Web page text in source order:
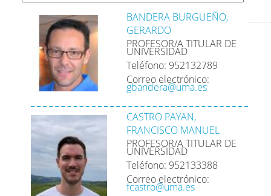
BANDERA BURGUEÑO,
GERARDO
PROFESOR/A TITULAR DE
UNIVERSIDAD
Teléfono: 952132789
Correo electrónico:
gbandera@uma.es
CASTRO PAYAN,
FRANCISCO MANUEL
PROFESOR/A TITULAR DE
UNIVERSIDAD
Teléfono: 952133388
Correo electrónico:
fcastro@uma.es